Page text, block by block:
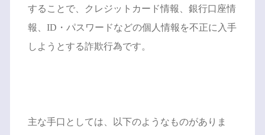
することで、クレジットカード情報、銀行口座情
報、ID・パスワードなどの個人情報を不正に入手
しようとする詐欺行為です。
主な手口としては、以下のようなものがありま